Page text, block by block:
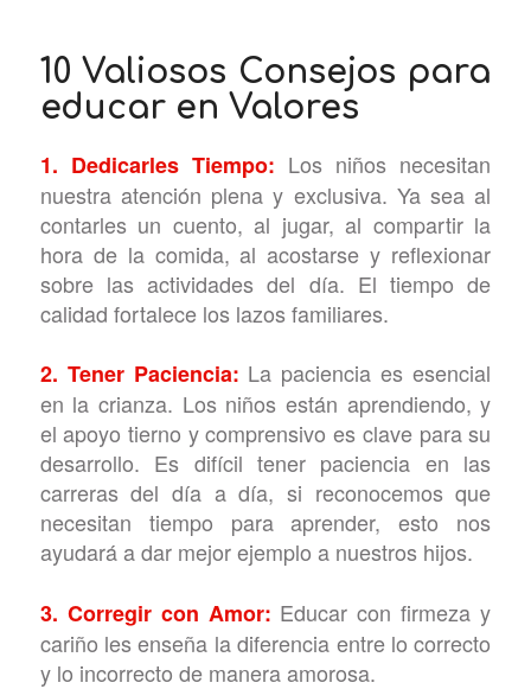
10 Valiosos Consejos para
educar en Valores
1. Dedicarles Tiempo: Los niños necesitan
nuestra atención plena y exclusiva. Ya sea al
contarles un cuento, al jugar, al compartir la
hora de la comida, al acostarse y reflexionar
sobre las actividades del día. El tiempo de
calidad fortalece los lazos familiares.
2. Tener Paciencia: La paciencia es esencial
en la crianza. Los niños están aprendiendo, y
el apoyo tierno y comprensivo es clave para su
desarrollo. Es difícil tener paciencia en las
carreras del día a día, si reconocemos que
necesitan tiempo para aprender, esto nos
ayudará a dar mejor ejemplo a nuestros hijos.
3. Corregir con Amor: Educar con firmeza y
cariño les enseña la diferencia entre lo correcto
y lo incorrecto de manera amorosa.